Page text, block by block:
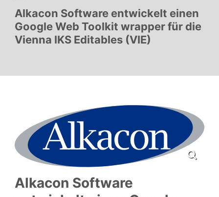
Alkacon Software entwickelt einen
Google Web Toolkit wrapper für die
Vienna IKS Editables (VIE)
Alkacon Software